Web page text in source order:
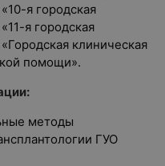
я городская
я городская
клиническая
помощи».
методы
ГУО